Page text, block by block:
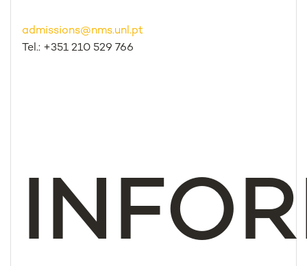
admissions@nms.unl.pt
Tel.: +351 210 529 766